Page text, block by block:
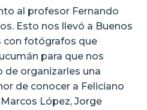
al profesor Fernando
Esto nos llevó a Buenos
con fotógrafos que
para que nos
de organizarles una
de conocer a Feliciano
López, Jorge